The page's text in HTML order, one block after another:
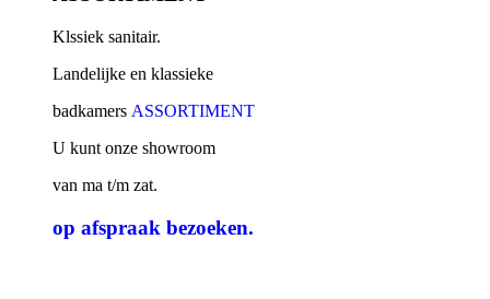
Klssiek sanitair.
Landelijke en klassieke
badkamers ASSORTIMENT
U kunt onze showroom
van ma t/m zat.
op afspraak bezoeken.